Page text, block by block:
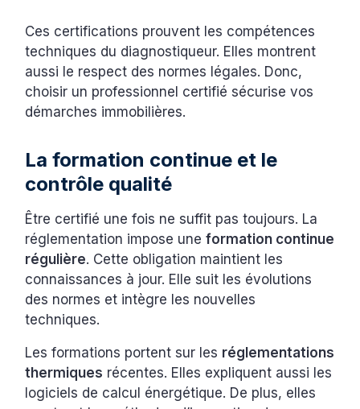
Ces certifications prouvent les compétences
techniques du diagnostiqueur. Elles montrent
aussi le respect des normes légales. Donc,
choisir un professionnel certifié sécurise vos
démarches immobilières.
La formation continue et le
contrôle qualité
Être certifié une fois ne suffit pas toujours. La
réglementation impose uneformation continue
régulière. Cette obligation maintient les
connaissances à jour. Elle suit les évolutions
des normes et intègre les nouvelles
techniques.
Les formations portent sur les réglementations
thermiques récentes. Elles expliquent aussi les
logiciels de calcul énergétique. De plus, elles